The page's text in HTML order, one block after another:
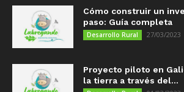
Cómo construir un
paso: Guía completa
Desarrollo Rural 27/03/2023
Proyecto piloto en
la tierra a través del...